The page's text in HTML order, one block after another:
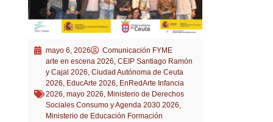
mayo 6, 2026
Comunicación FYME
arte en escena 2026, CEIP Santiago Ramón
y Cajal 2026, Ciudad Autónoma de Ceuta
2026, EducArte 2026, EnRedArte Infancia
2026, mayo 2026, Ministerio de Derechos
Sociales Consumo y Agenda 2030 2026,
Ministerio de Educación Formación